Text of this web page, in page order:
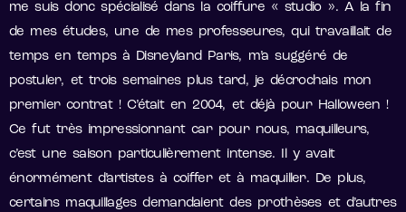
me suis donc spécialisé dans la coiffure « studio ». A la fin
de mes études, une de mes professeures, qui travaillait de
temps en temps à Disneyland Paris, m’a suggéré de
postuler, et trois semaines plus tard, je décrochais mon
premier contrat ! C’était en 2004, et déjà pour Halloween !
Ce fut très impressionnant car pour nous, maquilleurs,
c’est une saison particulièrement intense. Il y avait
énormément d’artistes à coiffer et à maquiller. De plus,
certains maquillages demandaient des prothèses et d’autres